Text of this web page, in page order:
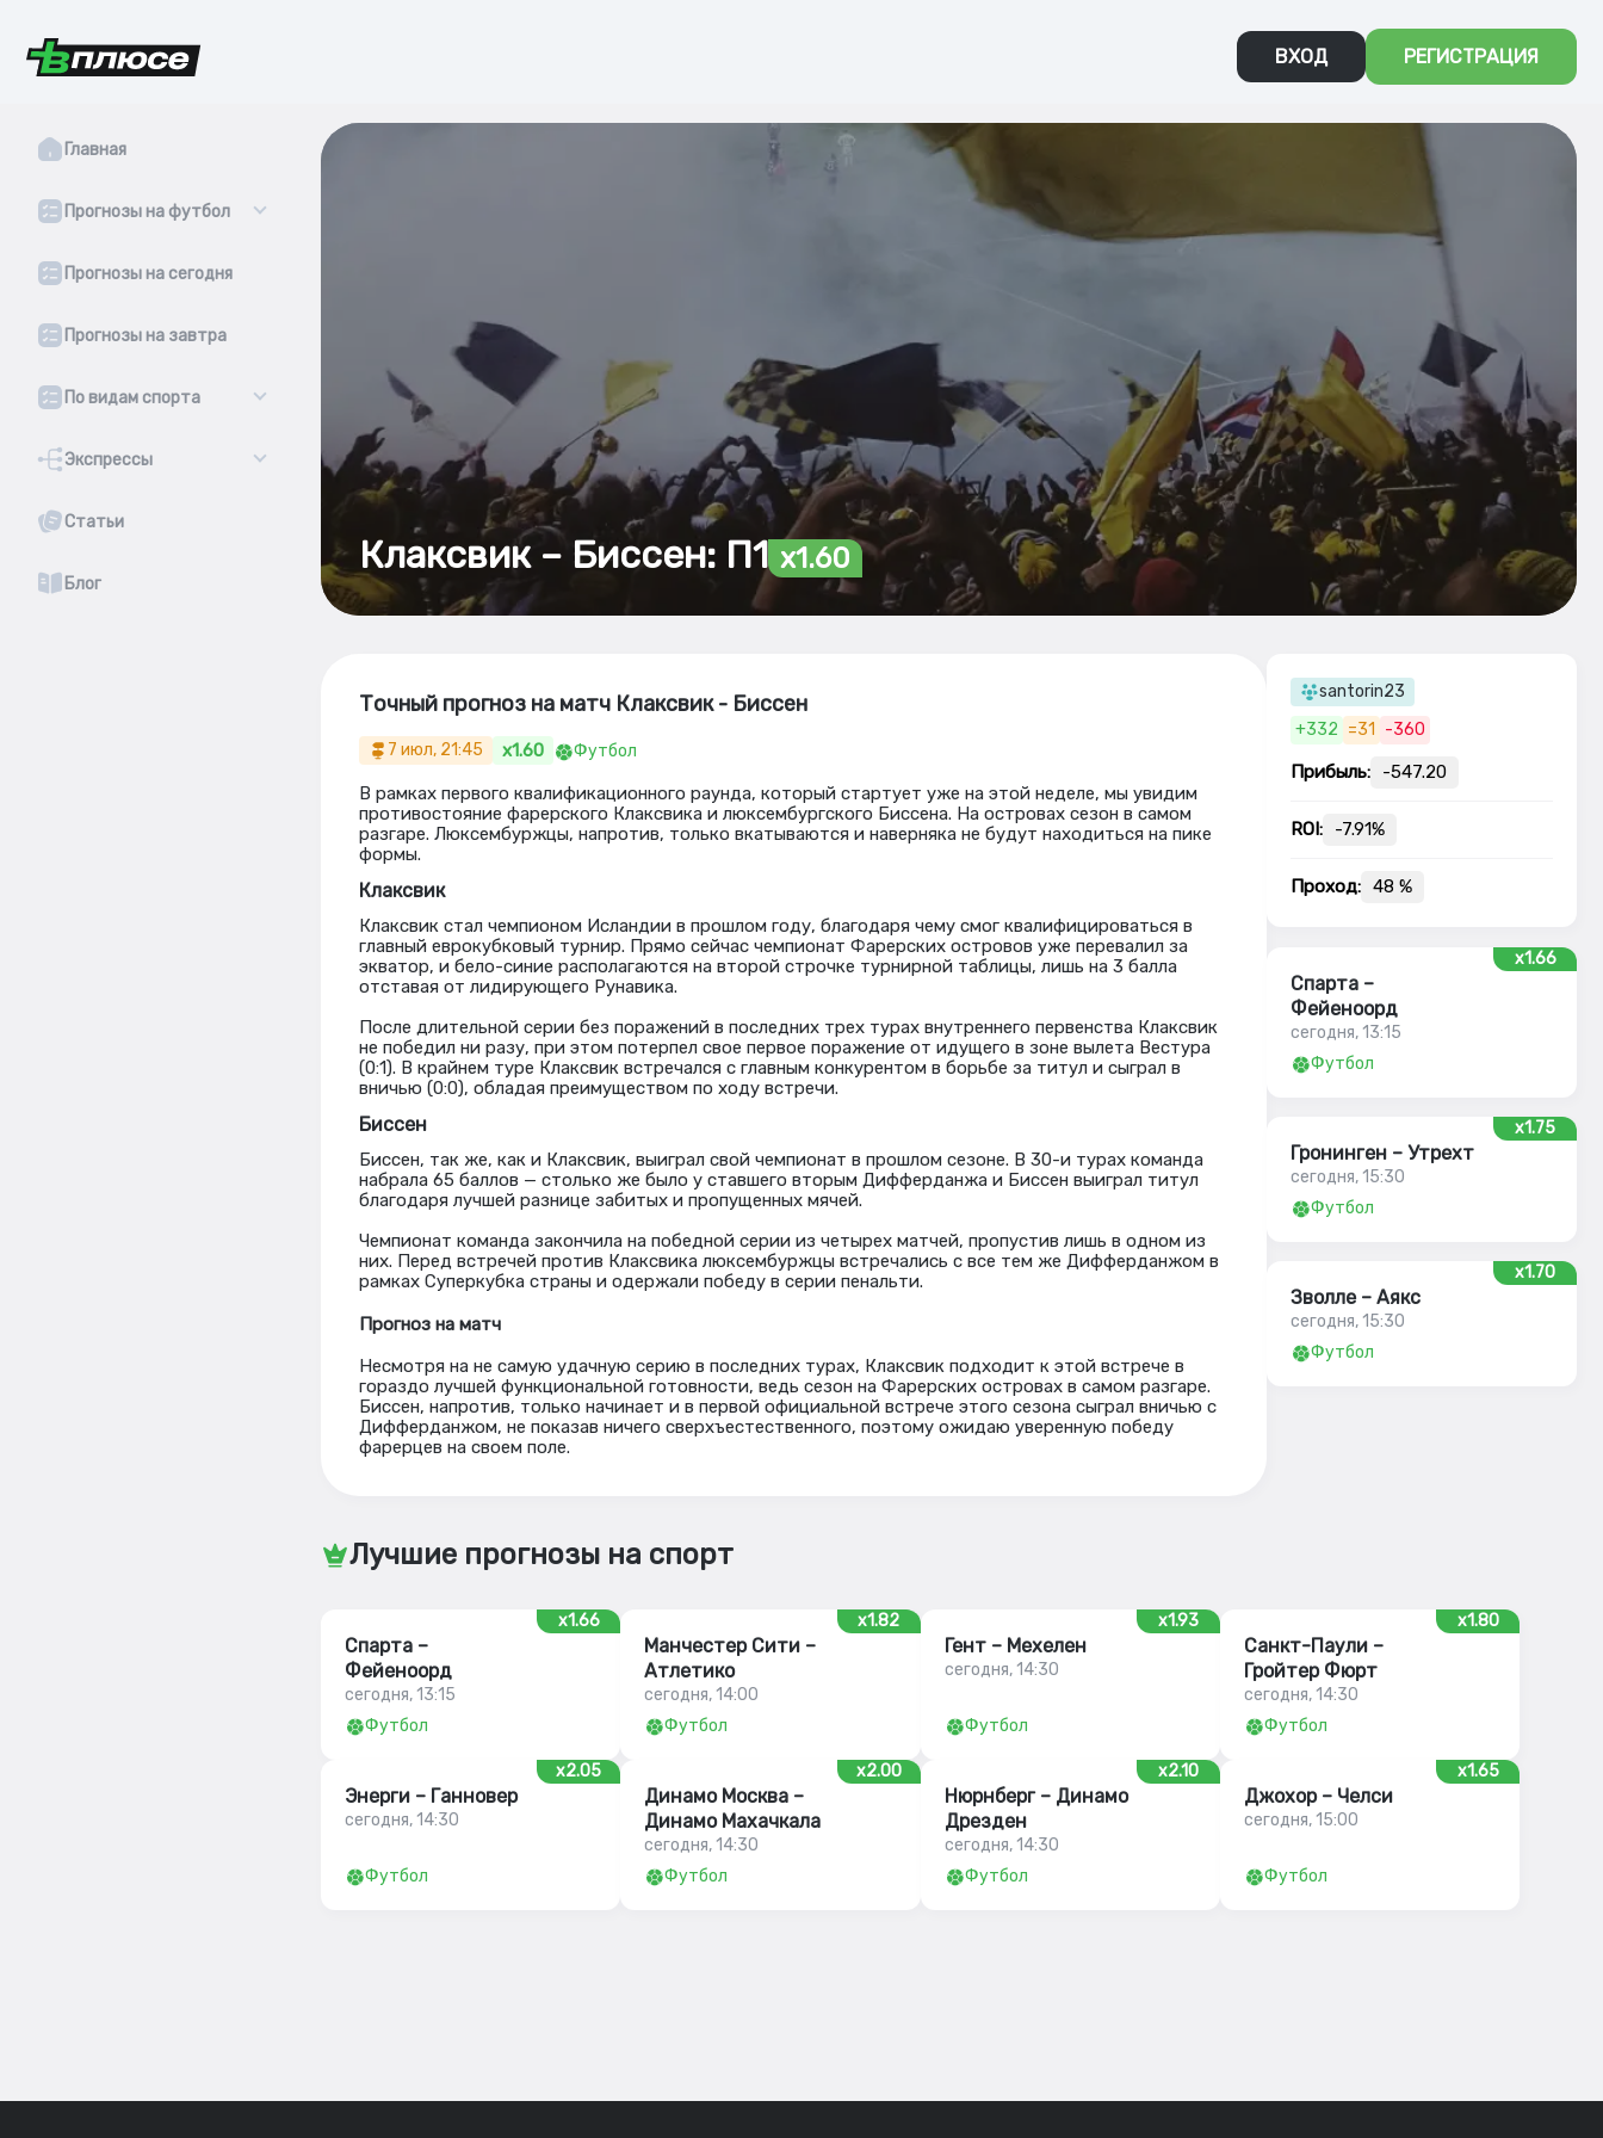
ВХОД РЕГИСТРАЦИЯ
Главная
Прогнозы на футбол
Прогнозы на сегодня
Прогнозы на завтра
По видам спорта
Экспрессы
Статьи
Блог
Клаксвик – Биссен: П1 x1.60
Точный прогноз на матч Клаксвик - Биссен
7 июл, 21:45 x1.60 Футбол
В рамках первого квалификационного раунда, который стартует уже на этой неделе, мы увидим
противостояние фарерского Клаксвика и люксембургского Биссена. На островах сезон в самом
разгаре. Люксембуржцы, напротив, только вкатываются и наверняка не будут находиться на пике
формы.
Клаксвик
Клаксвик стал чемпионом Исландии в прошлом году, благодаря чему смог квалифицироваться в
главный еврокубковый турнир. Прямо сейчас чемпионат Фарерских островов уже перевалил за
экватор, и бело-синие располагаются на второй строчке турнирной таблицы, лишь на 3 балла
отставая от лидирующего Рунавика.
После длительной серии без поражений в последних трех турах внутреннего первенства Клаксвик
не победил ни разу, при этом потерпел свое первое поражение от идущего в зоне вылета Вестура
(0:1). В крайнем туре Клаксвик встречался с главным конкурентом в борьбе за титул и сыграл в
вничью (0:0), обладая преимуществом по ходу встречи.
Биссен
Биссен, так же, как и Клаксвик, выиграл свой чемпионат в прошлом сезоне. В 30-и турах команда
набрала 65 баллов — столько же было у ставшего вторым Дифферданжа и Биссен выиграл титул
благодаря лучшей разнице забитых и пропущенных мячей.
Чемпионат команда закончила на победной серии из четырех матчей, пропустив лишь в одном из
них. Перед встречей против Клаксвика люксембуржцы встречались с все тем же Дифферданжом в
рамках Суперкубка страны и одержали победу в серии пенальти.
Прогноз на матч
Несмотря на не самую удачную серию в последних турах, Клаксвик подходит к этой встрече в
гораздо лучшей функциональной готовности, ведь сезон на Фарерских островах в самом разгаре.
Биссен, напротив, только начинает и в первой официальной встрече этого сезона сыграл вничью с
Дифферданжом, не показав ничего сверхъестественного, поэтому ожидаю уверенную победу
фарерцев на своем поле.
santorin23
+332 =31 -360
Прибыль: -547.20
ROI: -7.91%
Проход: 48 %
x1.66
Спарта –
Фейеноорд
сегодня, 13:15
Футбол
x1.75
Гронинген – Утрехт
сегодня, 15:30
Футбол
x1.70
Зволле – Аякс
сегодня, 15:30
Футбол
Лучшие прогнозы на спорт
x1.66
Спарта –
Фейеноорд
сегодня, 13:15
Футбол
x1.82
Манчестер Сити –
Атлетико
сегодня, 14:00
Футбол
x1.93
Гент – Мехелен
сегодня, 14:30
Футбол
x1.80
Санкт-Паули –
Гройтер Фюрт
сегодня, 14:30
Футбол
x2.05
Энерги – Ганновер
сегодня, 14:30
Футбол
x2.00
Динамо Москва –
Динамо Махачкала
сегодня, 14:30
Футбол
x2.10
Нюрнберг – Динамо
Дрезден
сегодня, 14:30
Футбол
x1.65
Джохор – Челси
сегодня, 15:00
Футбол